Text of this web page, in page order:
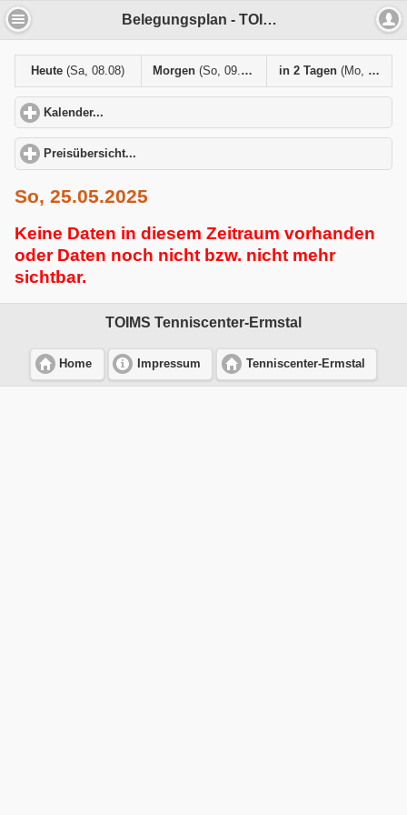
Belegungsplan - TOIMS Tenniscenter-Ermstal
Heute(Sa, 08.08) Morgen(So, 09.08) in 2 Tagen (Mo, 10.08)
Kalender...
Preisübersicht...
So, 25.05.2025
Keine Daten in diesem Zeitraum vorhanden
oder Daten noch nicht bzw. nicht mehr
sichtbar.
TOIMS Tenniscenter-Ermstal
Home Impressum Tenniscenter-Ermstal